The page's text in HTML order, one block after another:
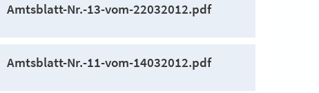
Amtsblatt-Nr.-13-vom-22032012.pdf
Amtsblatt-Nr.-11-vom-14032012.pdf